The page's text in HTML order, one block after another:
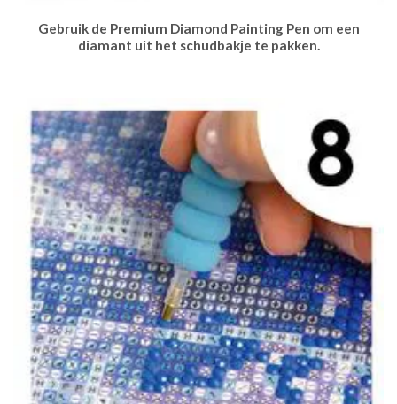
Gebruik de Premium Diamond Painting Pen om een
diamant uit het schudbakje te pakken.